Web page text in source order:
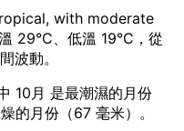
with moderate
29°C、低溫 19°C，從
波動。
10月 是最潮濕的月份
的月份（67 毫米）。